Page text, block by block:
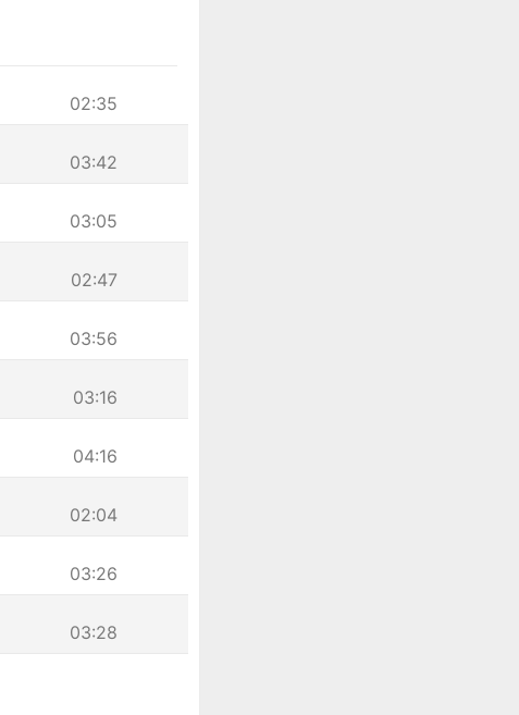
02:35
03:42
03:05
02:47
03:56
03:16
04:16
02:04
03:26
03:28